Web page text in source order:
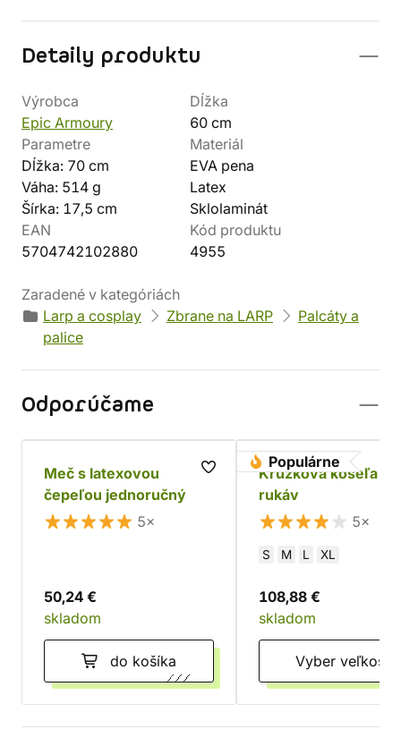
Detaily produktu
Výrobca
Epic Armoury
Dĺžka
60 cm
Parametre
Dĺžka: 70 cm
Váha: 514 g
Šírka: 17,5 cm
Materiál
EVA pena
Latex
Sklolaminát
EAN
5704742102880
Kód produktu
4955
Zaradené v kategóriách
Larp a cosplay
Zbrane na LARP
Palcáty a
palice
Odporúčame
Meč s latexovou
čepeľou jednoručný
5×
50,24 €
skladom
do košíka
Populárne
Krúžková košeľa -
rukáv
5×
S M L XL
108,88 €
skladom
Vyber veľkosti